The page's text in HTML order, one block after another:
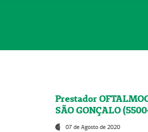
Prestador
SÃO GONÇALO
07 de Agosto de 2020